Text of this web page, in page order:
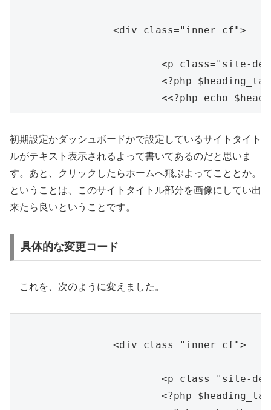
初期設定かダッシュボードかで設定しているサイトタイト
ルがテキスト表示されるよって書いてあるのだと思いま
す。あと、クリックしたらホームへ飛ぶよってこととか。
ということは、このサイトタイトル部分を画像にしてい出
来たら良いということです。
具体的な変更コード
これを、次のように変えました。